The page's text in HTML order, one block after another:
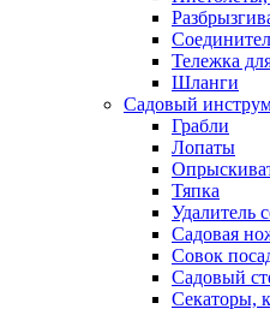
Тележка
Шланги
Садовый
Грабли
Лопаты
Тяпка
Удалитель
Садовая
Совок
Садовый
Секаторы,